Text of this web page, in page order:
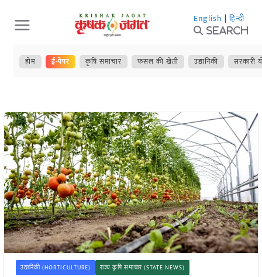
Skip
to
content
English | हिन्दी
Search
होम ई-पेपर कृषि समाचार फसल की खेती उद्यानिकी सरकारी
उद्यानिकी (HORTICULTURE) राज्य कृषि समाचार (STATE NEWS)